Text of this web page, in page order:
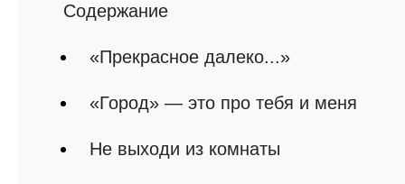
Cодержание
«Прекрасное далеко...»
«Город» — это про тебя и меня
Не выходи из комнаты